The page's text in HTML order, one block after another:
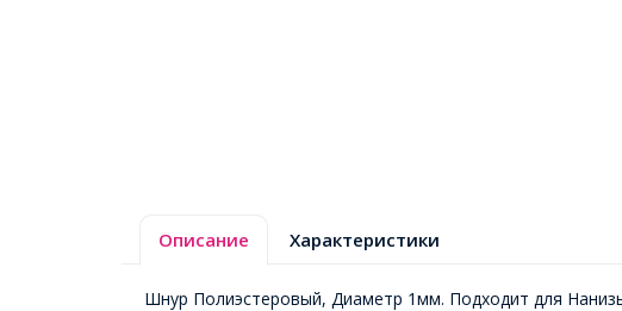
Описание Характеристики
Шнур Полиэстеровый, Диаметр 1мм. Подходит для